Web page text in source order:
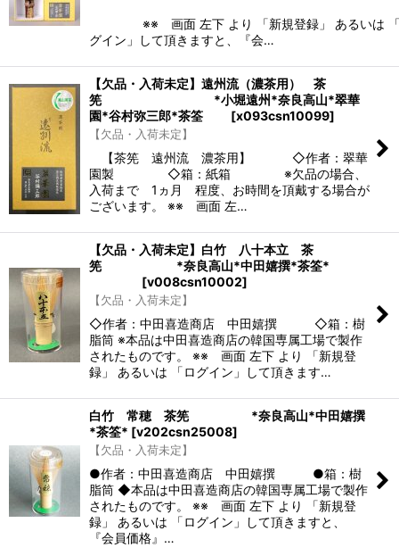
※※ 画面 左下 より 「新規登録」 あるいは
グイン」して頂きますと、『会…
【欠品・入荷未定】遠州流（濃茶用） 茶
筅 *小堀遠州*奈良高山*翠華
園*谷村弥三郎*茶筌
[x093csn10099]
【欠品・入荷未定】
【茶筅 遠州流 濃茶用】 ◇作者：翠華
園製 ◇箱：紙箱 ※欠品の場合、
入荷まで 1ヵ月 程度、お時間を頂戴する場合が
ございます。 ※※ 画面 左…
【欠品・入荷未定】白竹 八十本立 茶
筅 *奈良高山*中田嬉撰*茶筌*
[v008csn10002]
【欠品・入荷未定】
◇作者：中田喜造商店 中田嬉撰 ◇箱：樹
脂筒 ※本品は中田喜造商店の韓国専属工場で製作
されたものです。 ※※ 画面 左下 より 「新規登
録」 あるいは 「ログイン」して頂きます…
白竹 常穂 茶筅 *奈良高山*中田嬉撰
*茶筌* [v202csn25008]
【欠品・入荷未定】
●作者：中田喜造商店 中田嬉撰 ●箱：樹
脂筒 ◆本品は中田喜造商店の韓国専属工場で製作
されたものです。 ※※ 画面 左下 より 「新規登
録」 あるいは 「ログイン」して頂きますと、
『会員価格』…